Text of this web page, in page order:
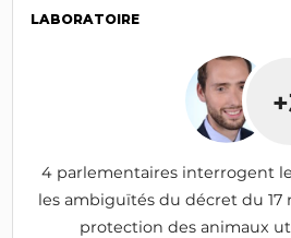
LABORATOIRE
4 parlementaires interrogent
les ambiguïtés du décret du 17
protection des animaux